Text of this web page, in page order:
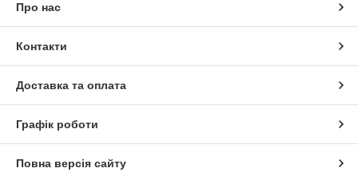
Про нас
Контакти
Доставка та оплата
Графік роботи
Повна версія сайту